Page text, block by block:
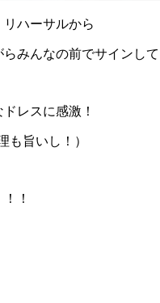
ハーサルから
みんなの前でサインして
レスに感激！
も旨いし！）
！